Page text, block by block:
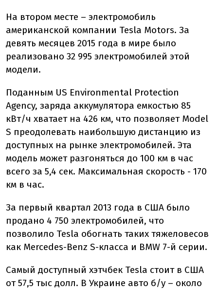
На втором месте – электромобиль
американской компании Tesla Motors. За
девять месяцев 2015 года в мире было
реализовано 32 995 электромобилей этой
модели.
Поданным US Environmental Protection
Agency, заряда аккумулятора емкостью 85
кВт/ч хватает на 426 км, что позволяет Model
S преодолевать наибольшую дистанцию из
доступных на рынке электромобилей. Эта
модель может разгоняться до 100 км в час
всего за 5,4 сек. Максимальная скорость - 170
км в час.
За первый квартал 2013 года в США было
продано 4 750 электромобилей, что
позволило Tesla обогнать таких тяжеловесов
как Mercedes-Benz S-класса и BMW 7-й серии.
Самый доступный хэтчбек Tesla стоит в США
от 57,5 тыс долл. В Украине авто б/у – около